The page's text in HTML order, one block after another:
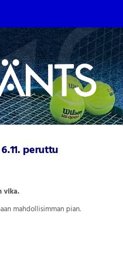
Mäntsälän Tennisseura Ry
peruttu
vika.
mahdollisimman pian.